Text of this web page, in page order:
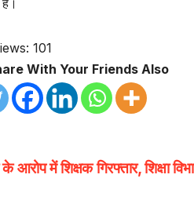
101
With Your Friends Also
आरोप में शिक्षक गिरफ्तार, शिक्षा